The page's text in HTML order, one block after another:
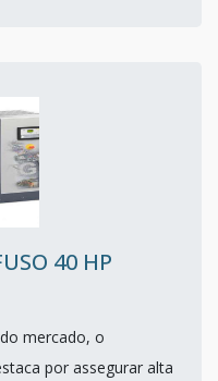
40 HP
mercado, o
por assegurar alta